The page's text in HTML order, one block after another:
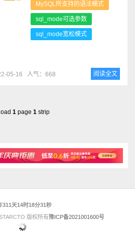
MySQL所支持的语法模式
sql_mode可选参数
sql_mode宽松模式
05-16 人气：668 阅读全文
1page 1strip
311天14时18分31秒
版权所有豫ICP备2021001600号